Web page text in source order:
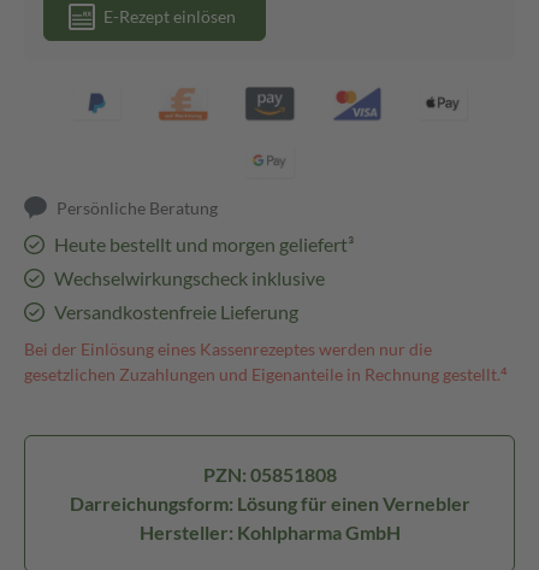
E-Rezept einlösen
Persönliche Beratung
Heute bestellt und morgen geliefert³
Wechselwirkungscheck inklusive
Versandkostenfreie Lieferung
Bei der Einlösung eines Kassenrezeptes werden nur die
gesetzlichen Zuzahlungen und Eigenanteile in Rechnung gestellt.⁴
PZN: 05851808
Darreichungsform: Lösung für einen Vernebler
Hersteller: Kohlpharma GmbH